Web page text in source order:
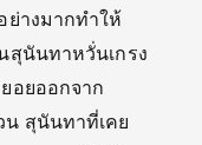
ย่างมากทําให้
สุนันทาหวั่นเกรง
อยออกจาก
สุนันทาที่เคย